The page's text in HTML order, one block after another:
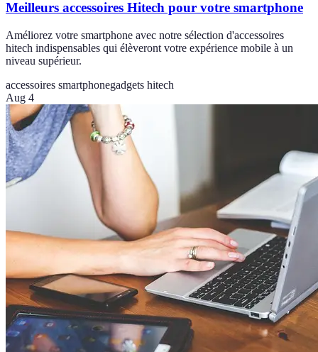
Meilleurs accessoires Hitech pour votre smartphone
Améliorez votre smartphone avec notre sélection d'accessoires
hitech indispensables qui élèveront votre expérience mobile à un
niveau supérieur.
accessoires smartphonegadgets hitech
Aug 4